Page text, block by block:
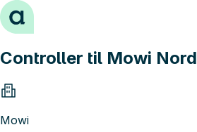
Hopp til innhold
Controller til Mowi Nord
Mowi